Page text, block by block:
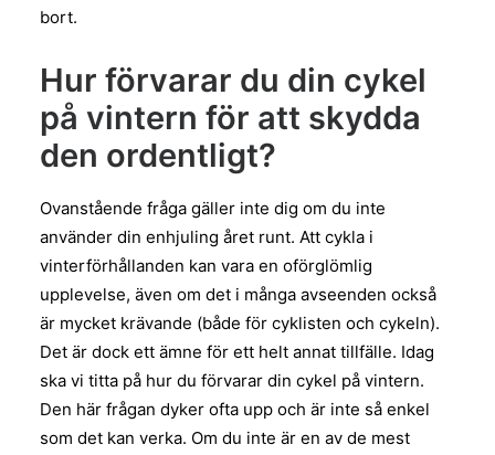
bort.
Hur förvarar du din cykel
på vintern för att skydda
den ordentligt?
Ovanstående fråga gäller inte dig om du inte
använder din enhjuling året runt. Att cykla i
vinterförhållanden kan vara en oförglömlig
upplevelse, även om det i många avseenden också
är mycket krävande (både för cyklisten och cykeln).
Det är dock ett ämne för ett helt annat tillfälle. Idag
ska vi titta på hur du förvarar din cykel på vintern.
Den här frågan dyker ofta upp och är inte så enkel
som det kan verka. Om du inte är en av de mest